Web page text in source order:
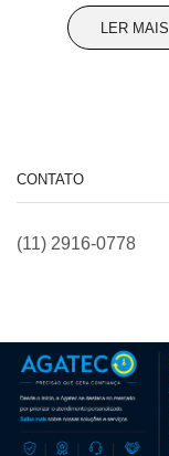
LER MAIS
CONTATO
(11) 2916-0778